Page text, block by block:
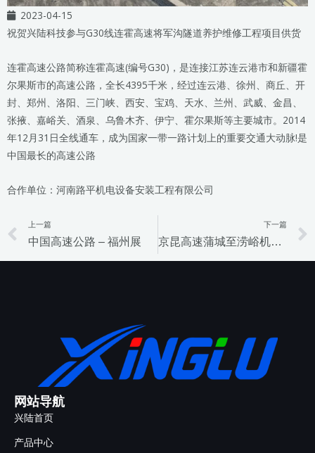
2023-04-15
祝贺兴陆科技参与G30线连霍高速将军沟隧道养护维修工程项目供货
连霍高速公路简称连霍高速(编号G30)，是连接江苏连云港市和新疆霍
尔果斯市的高速公路，全长4395千米，经过连云港、徐州、商丘、开
封、郑州、洛阳、三门峡、西安、宝鸡、天水、兰州、武威、金昌、
张掖、嘉峪关、酒泉、乌鲁木齐、伊宁、霍尔果斯等主要城市。2014
年12月31日全线通车，成为国家一带一路计划上的重要交通大动脉!是
中国最长的高速公路
合作单位：河南路平机电设备安装工程有限公司
Prev
上一篇
中国高速公路 – 福州展
下一篇
京昆高速蒲城至涝峪机电项目
网站导航
兴陆首页
产品中心